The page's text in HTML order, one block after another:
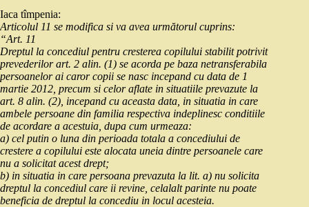
Iaca tîmpenia:
Articolul 11 se modifica si va avea următorul cuprins:
“Art. 11
Dreptul la concediul pentru cresterea copilului stabilit potrivit
prevederilor art. 2 alin. (1) se acorda pe baza netransferabila
persoanelor ai caror copii se nasc incepand cu data de 1
martie 2012, precum si celor aflate in situatiile prevazute la
art. 8 alin. (2), incepand cu aceasta data, in situatia in care
ambele persoane din familia respectiva indeplinesc conditiile
de acordare a acestuia, dupa cum urmeaza:
a) cel putin o luna din perioada totala a concediului de
crestere a copilului este alocata uneia dintre persoanele care
nu a solicitat acest drept;
b) in situatia in care persoana prevazuta la lit. a) nu solicita
dreptul la concediul care ii revine, celalalt parinte nu poate
beneficia de dreptul la concediu in locul acesteia.